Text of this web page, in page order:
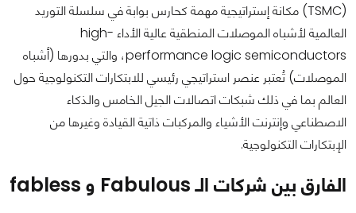
(TSMC) مكانة إستراتيجية مهمة كحارس بوابة في سلسلة التوريد
العالمية لأشباه الموصلات المنطقية عالية الأداء high-
performance logic semiconductors، والتي بدورها (أشباه
الموصلات) تُعتبر عنصر استراتيجي رئيسي للابتكارات التكنولوجية حول
العالم بما في ذلك شبكات اتصالات الجيل الخامس والذكاء
الاصطناعي وإنترنت الأشياء والمركبات ذاتية القيادة وغيرها من
الإبتكارات التكنولوجية.
الفارق بين شركات الـ Fabulous و fabless